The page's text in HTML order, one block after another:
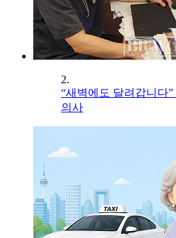
2.
“새벽에도 달려갑니다
의사